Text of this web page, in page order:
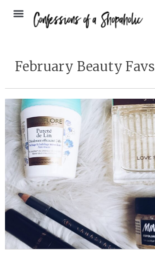
February Beauty Favs